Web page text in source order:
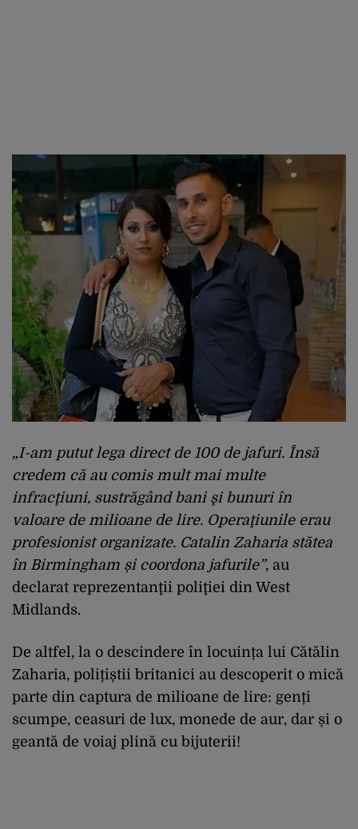
„I-am putut lega direct de 100 de jafuri. Însă
credem că au comis mult mai multe
infracţiuni, sustrăgând bani şi bunuri în
valoare de milioane de lire. Operaţiunile erau
profesionist organizate. Catalin Zaharia stătea
în Birmingham și coordona jafurile”, au
declarat reprezentanţii poliţiei din West
Midlands.
De altfel, la o descindere în locuința lui Cătălin
Zaharia, polițiștii britanici au descoperit o mică
parte din captura de milioane de lire: genți
scumpe, ceasuri de lux, monede de aur, dar și o
geantă de voiaj plină cu bijuterii!